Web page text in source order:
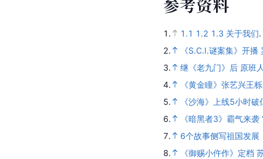
参考资料
1. 1.1 1.2 1.3 关于我们.
2.
《S.C.I.谜案集》开
3.
继《老九门》后 原班
4.
《黄金瞳》张艺兴王
5.
《沙海》上线5小时
6.
《暗黑者3》霸气来
7.
6个故事侧写祖国发
8.
《御赐小仵作》定档